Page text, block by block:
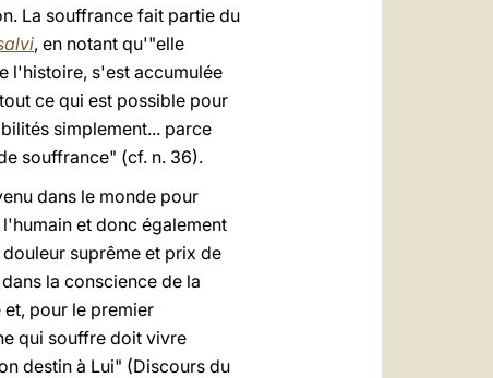
La souffrance fait partie du
, en notant qu'"elle
l'histoire, s'est accumulée
ce qui est possible pour
simplement... parce
souffrance" (cf. n. 36).
dans le monde pour
et donc également
suprême et prix de
la conscience de la
pour le premier
qui souffre doit vivre
destin à Lui" (Discours du